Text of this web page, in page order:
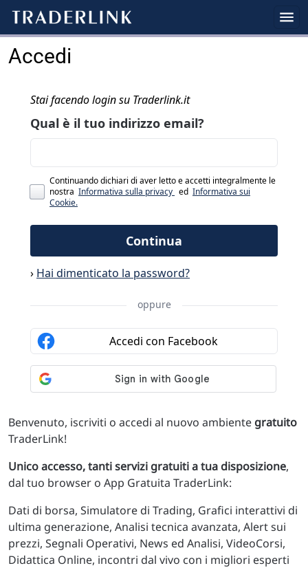
Accedi
Benvenuto, iscriviti o accedi al nuovo ambiente gratuito
TraderLink!
Unico accesso, tanti servizi gratuiti a tua disposizione,
dal tuo browser o App Gratuita TraderLink:
Dati di borsa, Simulatore di Trading, Grafici interattivi di
ultima generazione, Analisi tecnica avanzata, Alert sui
prezzi, Segnali Operativi, News ed Analisi, VideoCorsi,
Didattica Online, incontri dal vivo con i migliori esperti